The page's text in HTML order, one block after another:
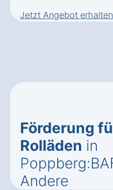
Jetzt Angebot erhalten
Förderung
Rolläden in
Andere